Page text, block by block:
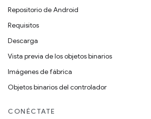
Repositorio de Android
Requisitos
Descarga
Vista previa de los objetos binarios
Imágenes de fábrica
Objetos binarios del controlador
CONÉCTATE